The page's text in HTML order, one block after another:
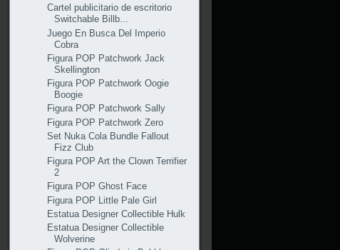
Cartel publicitario de escritorio
Switchable Billb...
Juego En Busca Del Imperio
Cobra
Figura POP Patchwork Jack
Skellington
Figura POP Patchwork Oogie
Boogie
Figura POP Patchwork Sally
Figura POP Patchwork Zero
Set Nuka Cola Bundle Fallout
Fizz Club
Figura POP Art the Clown Terrifier
2
Figura POP Ghost Face
Figura POP Little Pale Girl
Estatua Designer Collectible Hulk
Estatua Designer Collectible
Wolverine